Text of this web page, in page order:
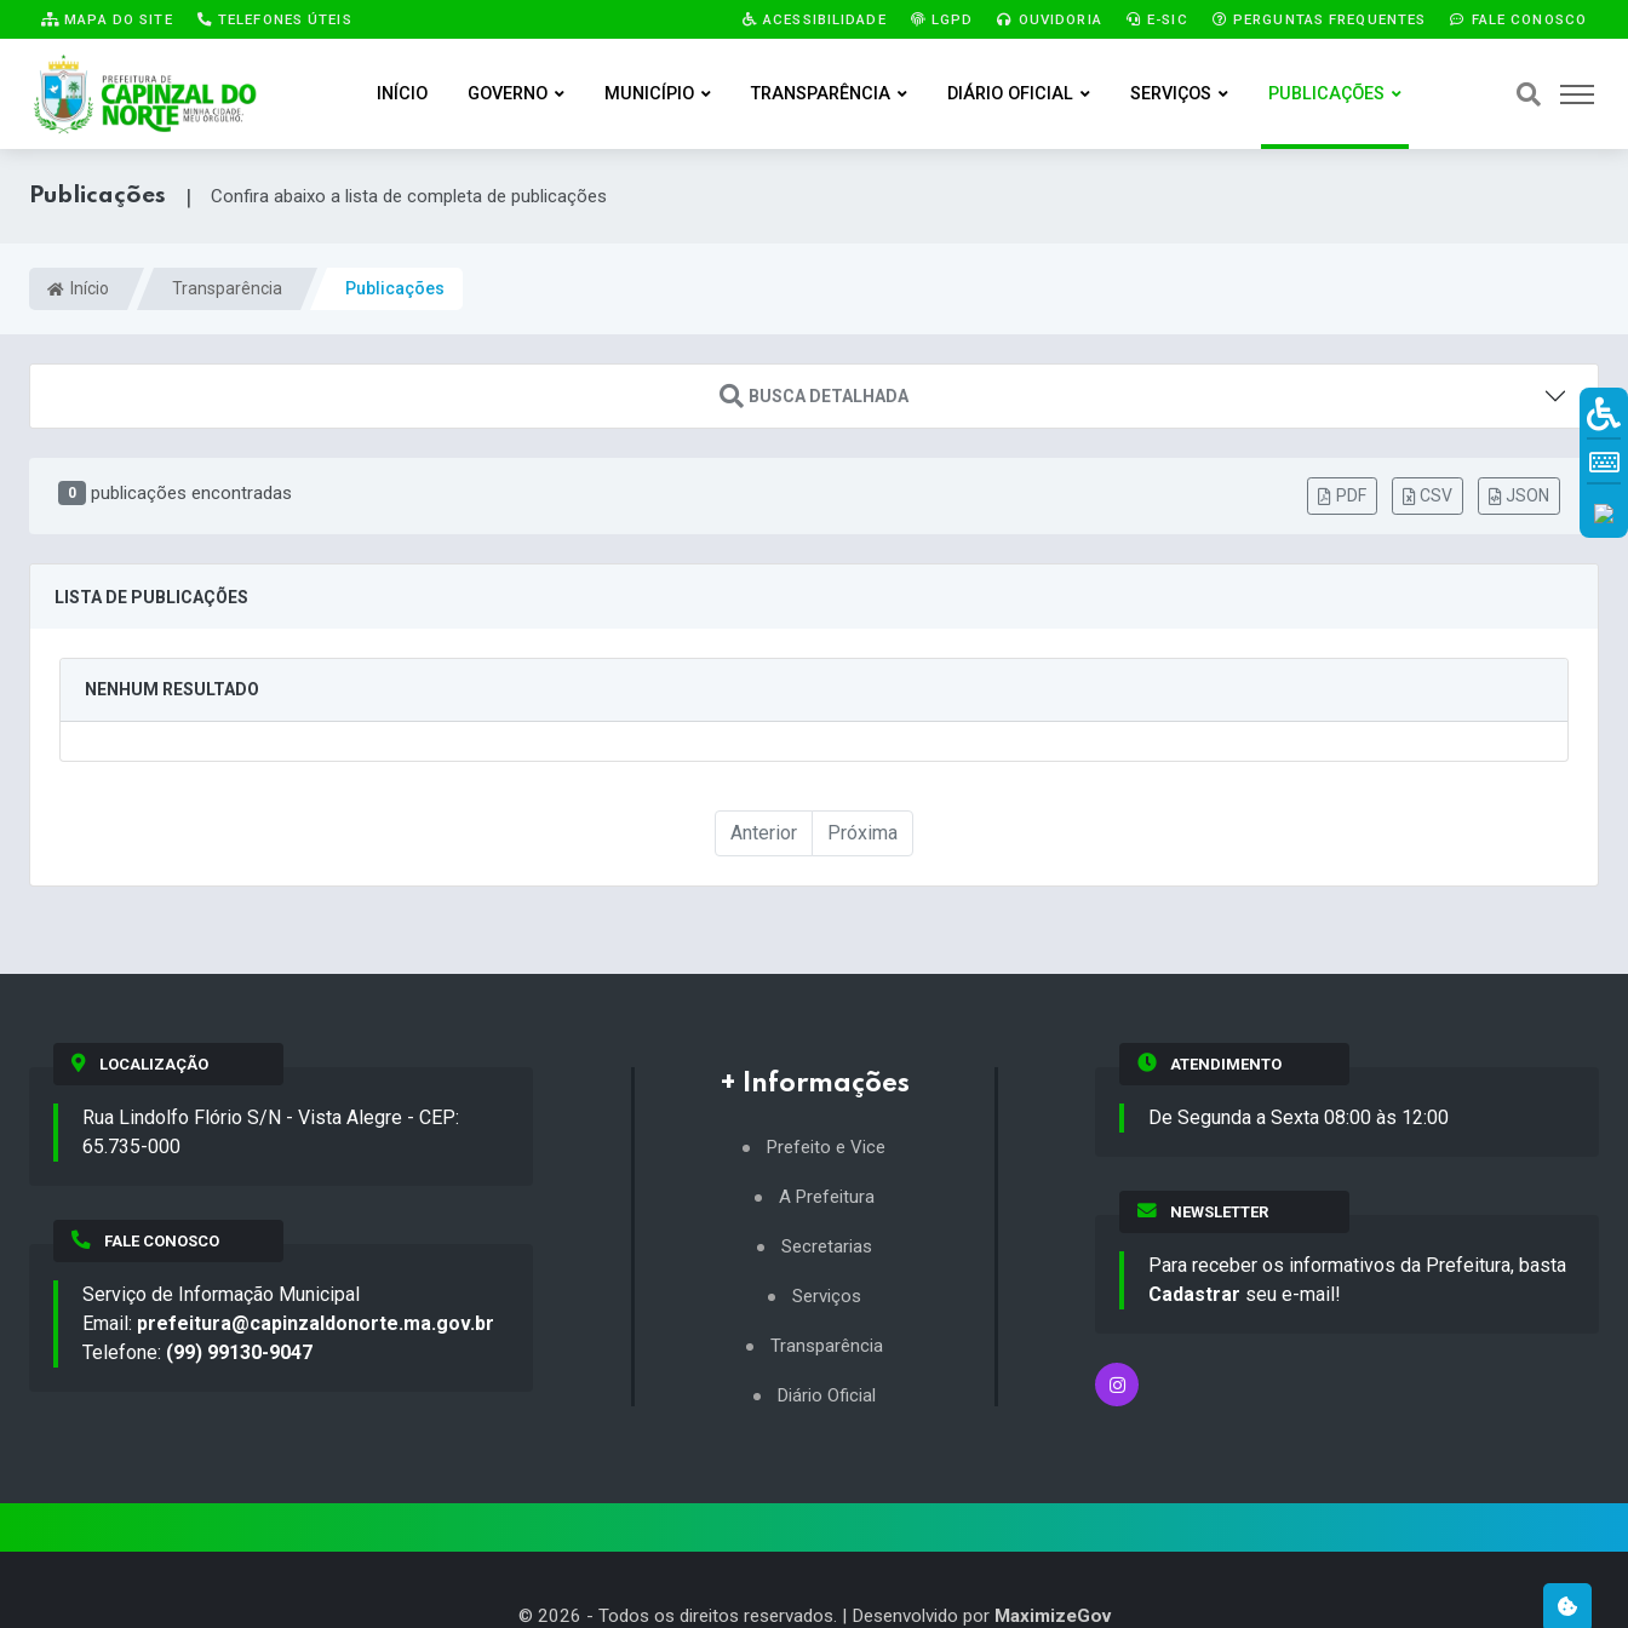
MAPA DO SITE TELEFONES ÚTEIS ACESSIBILIDADE LGPD OUVIDORIA E-SIC PERGUNTAS FREQUENTES FALE CONOSCO
INÍCIO GOVERNO MUNICÍPIO TRANSPARÊNCIA DIÁRIO OFICIAL SERVIÇOS PUBLICAÇÕES
Publicações | Confira abaixo a lista de completa de publicações
Início Transparência Publicações
BUSCA DETALHADA
0 publicações encontradas PDF CSV JSON
LISTA DE PUBLICAÇÕES
NENHUM RESULTADO
Anterior Próxima
LOCALIZAÇÃO
Rua Lindolfo Flório S/N - Vista Alegre - CEP:
65.735-000
FALE CONOSCO
Serviço de Informação Municipal
Email: prefeitura@capinzaldonorte.ma.gov.br
Telefone: (99) 99130-9047
+ Informações
Prefeito e Vice
A Prefeitura
Secretarias
Serviços
Transparência
Diário Oficial
ATENDIMENTO
De Segunda a Sexta 08:00 às 12:00
NEWSLETTER
Para receber os informativos da Prefeitura, basta
Cadastrar seu e-mail!
© 2026 - Todos os direitos reservados. | Desenvolvido por MaximizeGov